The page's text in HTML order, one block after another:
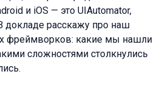
и iOS — это UIAutomator,
докладе расскажу про наш
фреймворков: какие мы нашли
сложностями столкнулись